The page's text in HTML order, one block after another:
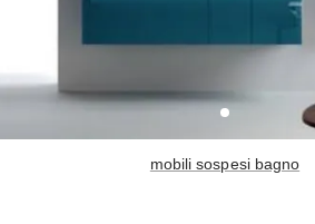
mobili sospesi bagno